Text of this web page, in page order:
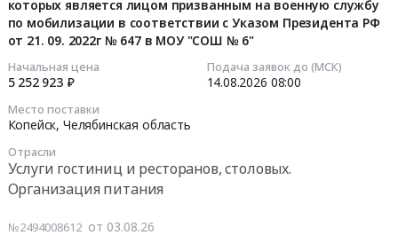
которых является лицом призванным на военную службу
по мобилизации в соответствии с Указом Президента РФ
от 21. 09. 2022г № 647 в МОУ "СОШ № 6"
Начальная цена
5 252 923 ₽
Подача заявок до (МСК)
14.08.2026 08:00
Место поставки
Копейск, Челябинская область
Отрасли
Услуги гостиниц и ресторанов, столовых.
Организация питания
№2494008612 от 03.08.26